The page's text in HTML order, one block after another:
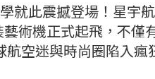
就此震撼登場！星宇
藝術機正式起飛，不僅
空迷與時尚圈陷入瘋